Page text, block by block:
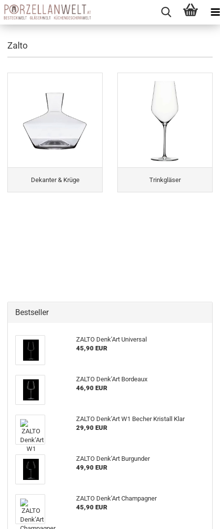
Zalto
Dekanter & Krüge Trinkgläser
Bestseller
ZALTO Denk’Art Universal
45,90 EUR
ZALTO Denk’Art Bordeaux
46,90 EUR
ZALTO Denk’Art W1 Becher Kristall Klar
29,90 EUR
ZALTO Denk’Art Burgunder
49,90 EUR
ZALTO Denk’Art Champagner
45,90 EUR